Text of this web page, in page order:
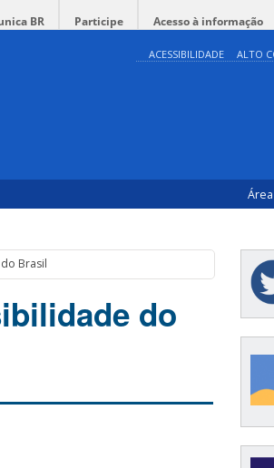
BR Participe Acesso à informação
ACESSIBILIDADE ALTO
Brasil
do